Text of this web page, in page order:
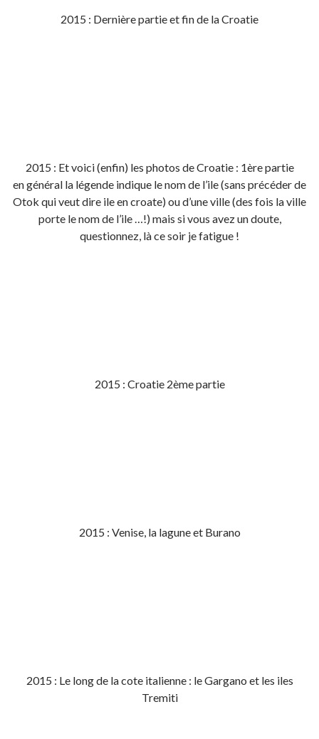
2015 : Dernière partie et fin de la Croatie
2015 : Et voici (enfin) les photos de Croatie : 1ère partie
en général la légende indique le nom de l’ile (sans précéder de
Otok qui veut dire ile en croate) ou d’une ville (des fois la ville
porte le nom de l’ile …!) mais si vous avez un doute,
questionnez, là ce soir je fatigue !
2015 : Croatie 2ème partie
2015 : Venise, la lagune et Burano
2015 : Le long de la cote italienne : le Gargano et les iles
Tremiti